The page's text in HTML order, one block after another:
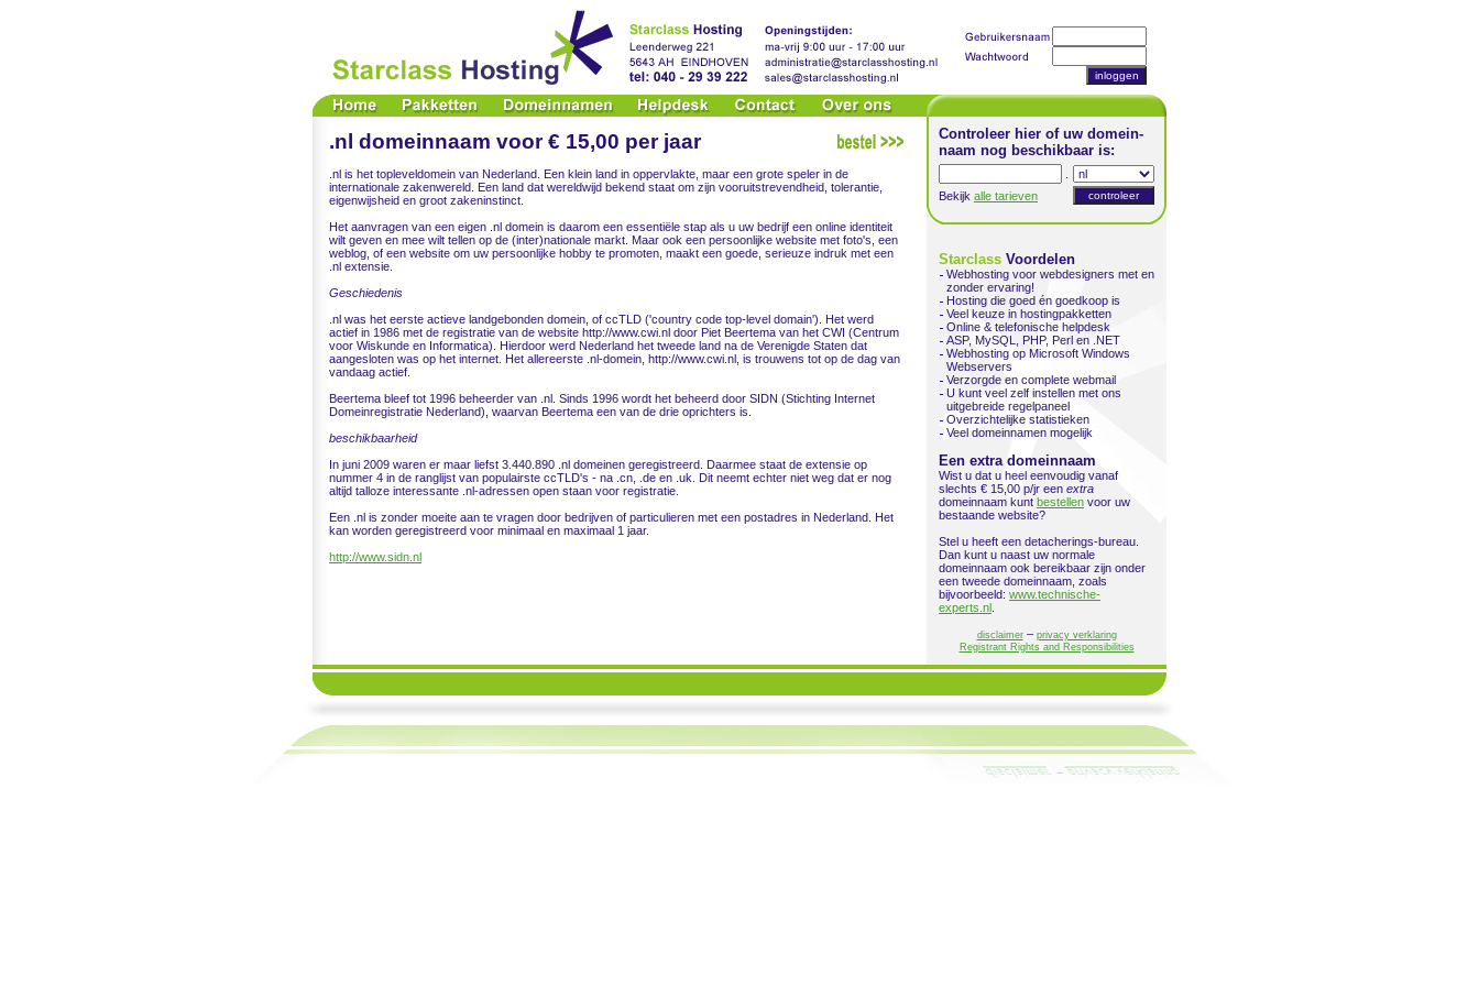
.nl domeinnaam voor € 15,00 per jaar
.nl is het topleveldomein van Nederland. Een klein land in oppervlakte, maar een grote speler in de
internationale zakenwereld. Een land dat wereldwijd bekend staat om zijn vooruitstrevendheid, tolerantie,
eigenwijsheid en groot zakeninstinct.
Het aanvragen van een eigen .nl domein is daarom een essentiële stap als u uw bedrijf een online identiteit
wilt geven en mee wilt tellen op de (inter)nationale markt. Maar ook een persoonlijke website met foto's, een
weblog, of een website om uw persoonlijke hobby te promoten, maakt een goede, serieuze indruk met een
.nl extensie.
Geschiedenis
.nl was het eerste actieve landgebonden domein, of ccTLD ('country code top-level domain'). Het werd
actief in 1986 met de registratie van de website http://www.cwi.nl door Piet Beertema van het CWI (Centrum
voor Wiskunde en Informatica). Hierdoor werd Nederland het tweede land na de Verenigde Staten dat
aangesloten was op het internet. Het allereerste .nl-domein, http://www.cwi.nl, is trouwens tot op de dag van
vandaag actief.
Beertema bleef tot 1996 beheerder van .nl. Sinds 1996 wordt het beheerd door SIDN (Stichting Internet
Domeinregistratie Nederland), waarvan Beertema een van de drie oprichters is.
beschikbaarheid
In juni 2009 waren er maar liefst 3.440.890 .nl domeinen geregistreerd. Daarmee staat de extensie op
nummer 4 in de ranglijst van populairste ccTLD's - na .cn, .de en .uk. Dit neemt echter niet weg dat er nog
altijd talloze interessante .nl-adressen open staan voor registratie.
Een .nl is zonder moeite aan te vragen door bedrijven of particulieren met een postadres in Nederland. Het
kan worden geregistreerd voor minimaal en maximaal 1 jaar.
http://www.sidn.nl
Controleer hier of uw domein-
naam nog beschikbaar is:
Bekijk alle tarieven
Starclass Voordelen
Webhosting voor webdesigners met en
zonder ervaring!
Hosting die goed én goedkoop is
Veel keuze in hostingpakketten
Online & telefonische helpdesk
ASP, MySQL, PHP, Perl en .NET
Webhosting op Microsoft Windows
Webservers
Verzorgde en complete webmail
U kunt veel zelf instellen met ons
uitgebreide regelpaneel
Overzichtelijke statistieken
Veel domeinnamen mogelijk
Een extra domeinnaam
Wist u dat u heel eenvoudig vanaf
slechts € 15,00 p/jr een extra
domeinnaam kunt bestellen voor uw
bestaande website?
Stel u heeft een detacherings-bureau.
Dan kunt u naast uw normale
domeinnaam ook bereikbaar zijn onder
een tweede domeinnaam, zoals
bijvoorbeeld: www.technische-
experts.nl
disclaimer– privacy verklaring
Registrant Rights and Responsibilities